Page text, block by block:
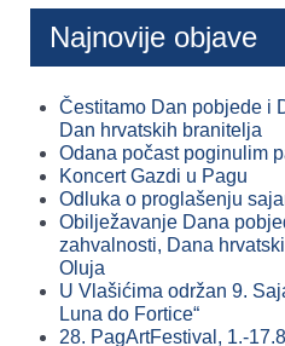
Najnovije objave
Čestitamo Dan pobjede i
Dan hrvatskih branitelja
Odana počast poginulim
Koncert Gazdi u Pagu
Odluka o proglašenju
Obilježavanje Dana
zahvalnosti, Dana
Oluja
U Vlašićima održan 9.
Luna do Fortice“
28. PagArtFestival, 1.-